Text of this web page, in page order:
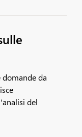
da
del